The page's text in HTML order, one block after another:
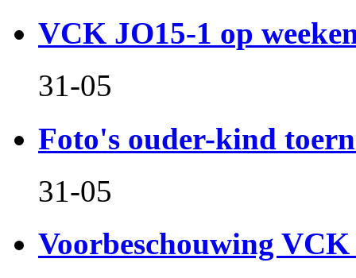
VCK JO15-1 op
31-05
Foto's ouder-kind
31-05
Voorbeschouwing VCK